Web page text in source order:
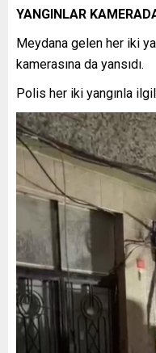
YANGINLAR
Meydana gelen her iki
kamerasına da yansıdı.
Polis her iki yangınla